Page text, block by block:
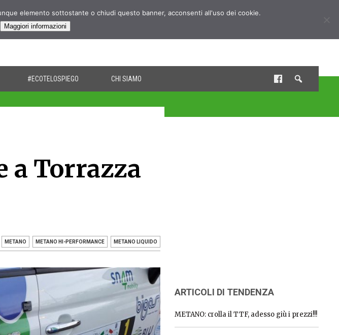
#ECOTELOSPIEGO CHI SIAMO
a Torrazza
METANO METANO HI-PERFORMANCE METANO LIQUIDO
ARTICOLI DI TENDENZA
METANO: crolla il TTF, adesso giù i prezzi!!!
elemento sottostante o chiudi questo banner, acconsenti all'uso dei cookie.
Maggiori informazioni